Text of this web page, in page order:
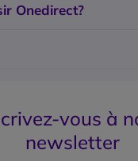
Onedirect?
jours
(FAQ)
vous à
newsletter